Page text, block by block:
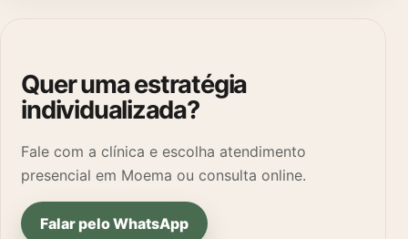
Quer uma estratégia
individualizada?
Fale com a clínica e escolha atendimento
presencial em Moema ou consulta online.
Falar pelo WhatsApp